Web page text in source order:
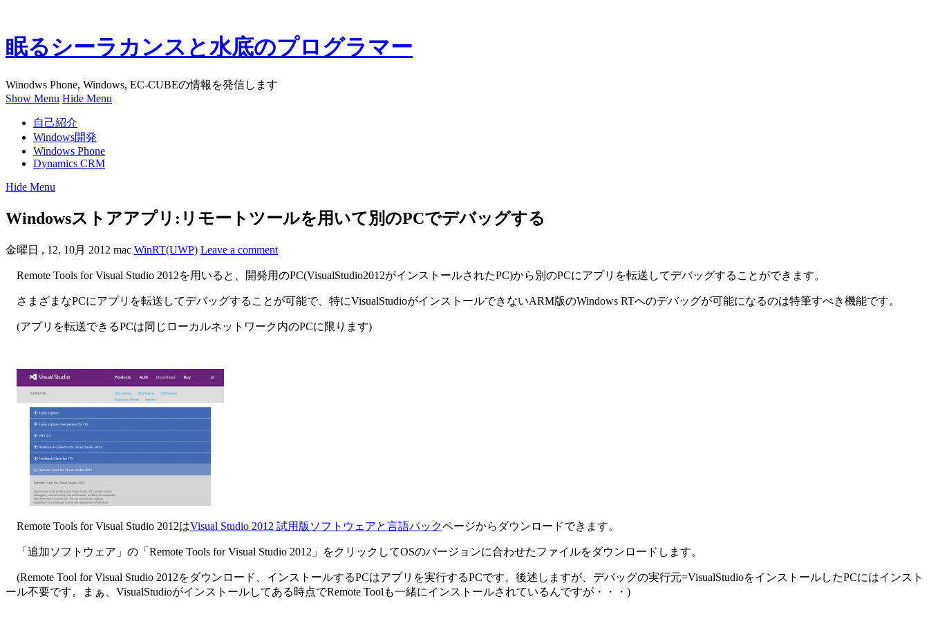
眠るシーラカンスと水底のプログラマー
Winodws Phone, Windows, EC-CUBEの情報を発信します
Show Menu Hide Menu
自己紹介
Windows開発
Windows Phone
Dynamics CRM
Hide Menu
Windowsストアアプリ:リモートツールを用いて別のPCでデバッグする
金曜日 , 12, 10月 2012 mac WinRT(UWP) Leave a comment
Remote Tools for Visual Studio 2012を用いると、開発用のPC(VisualStudio2012がインストールされたPC)から別のPCにアプリを転送してデバッグすることができます。
さまざまなPCにアプリを転送してデバッグすることが可能で、特にVisualStudioがインストールできないARM版のWindows RTへのデバッグが可能になるのは特筆すべき機能です。
(アプリを転送できるPCは同じローカルネットワーク内のPCに限ります)
Remote Tools for Visual Studio 2012はVisual Studio 2012 試用版ソフトウェアと言語パックページからダウンロードできます。
「追加ソフトウェア」の「Remote Tools for Visual Studio 2012」をクリックしてOSのバージョンに合わせたファイルをダウンロードします。
(Remote Tool for Visual Studio 2012をダウンロード、インストールするPCはアプリを実行するPCです。後述しますが、デバッグの実行元=VisualStudioをインストールしたPCにはインスト
ール不要です。まぁ、VisualStudioがインストールしてある時点でRemote Toolも一緒にインストールされているんですが・・・)